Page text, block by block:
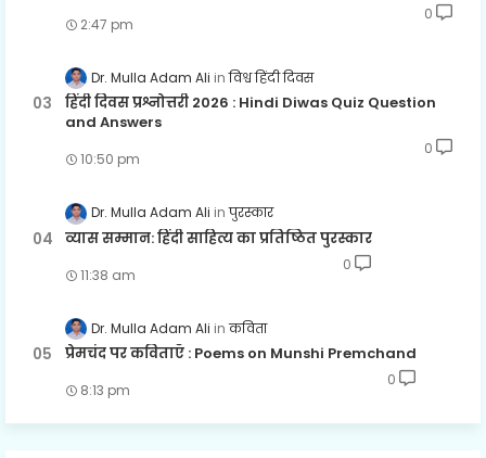
2:47 pm
0
Dr. Mulla Adam Ali विश्व हिंदी दिवस
हिंदी दिवस प्रश्नोत्तरी 2026 : Hindi Diwas Quiz Question
and Answers
10:50 pm
0
Dr. Mulla Adam Ali पुरस्कार
व्यास सम्मान: हिंदी साहित्य का प्रतिष्ठित पुरस्कार
11:38 am
0
Dr. Mulla Adam Ali कविता
प्रेमचंद पर कविताएँ : Poems on Munshi Premchand
8:13 pm
0